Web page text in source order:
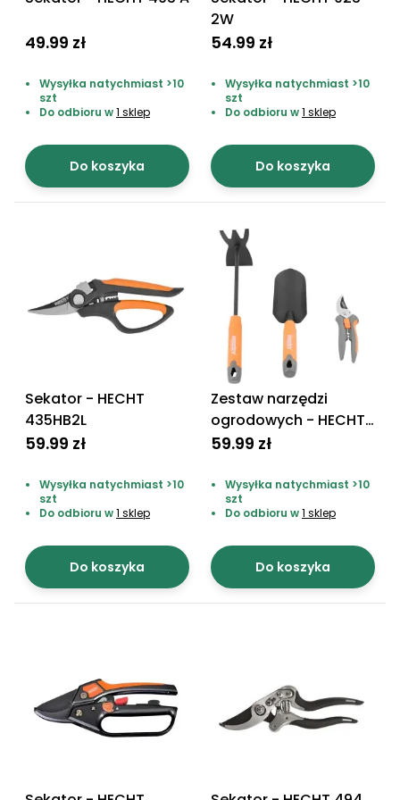
ciśnieniowe
do
chodników
Odśnieżarki
i zamiatarki
śniegu
na
kółkach
roślin
Szklarnie
foliowe
Tunele
Kompostowniki
ogrodowe
Ziemie i
kory
ogrodowe
49.99 zł
Wysyłka natychmiast >10
szt
Do odbioru w1 sklep
Do koszyka
2W
54.99 zł
Wysyłka natychmiast >10
szt
Do odbioru w1 sklep
Do koszyka
Sekator - HECHT
435HB2L
59.99 zł
Wysyłka natychmiast >10
szt
Do odbioru w1 sklep
Do koszyka
Zestaw narzędzi
ogrodowych - HECHT
900410
59.99 zł
Wysyłka natychmiast >10
szt
Do odbioru w1 sklep
Do koszyka